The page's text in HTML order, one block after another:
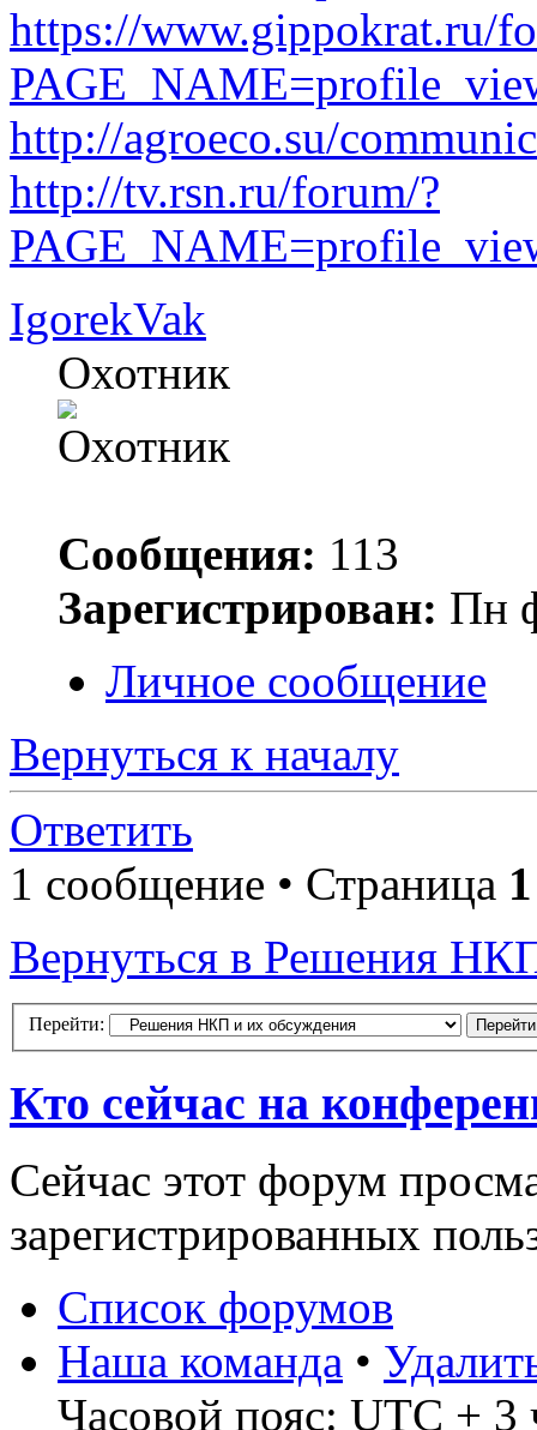
https://www.gippokrat.ru/
http://agroeco.su/
http://tv.rsn.ru/forum/?
IgorekVak
Охотник
Сообщения: 113
Зарегистрирован: Пн
Личное сообщение
Вернуться к началу
Ответить
1 сообщение • Страница 1
Вернуться в Решения
Перейти:
Кто сейчас на
Сейчас этот форум
зарегистрированных
Список форумов
Наша команда •
Часовой пояс: UTC + 3